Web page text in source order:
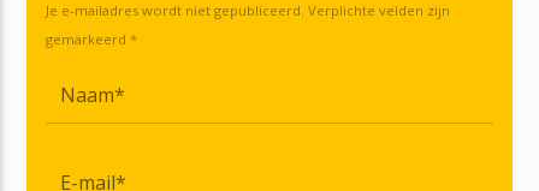
Je e-mailadres wordt niet gepubliceerd. Verplichte velden zijn
gemarkeerd *